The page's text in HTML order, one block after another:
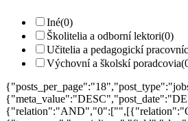
Iné(0)
Školitelia a odborní lektori(0)
Učitelia a pedagogickí
Výchovní a školskí poradcovia